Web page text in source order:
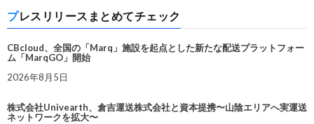
プレスリリースまとめてチェック
CBcloud、全国の「Marq」施設を起点とした新たな配送プラットフォー
ム「MarqGO」開始
2026年8月5日
株式会社Univearth、倉吉運送株式会社と資本提携〜山陰エリアへ実運送
ネットワークを拡大〜